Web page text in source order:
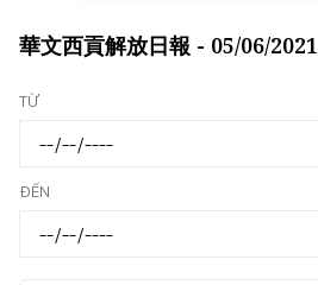
Loading...
華文西貢解放日報 - 05/06/2021
TỪ
ĐẾN